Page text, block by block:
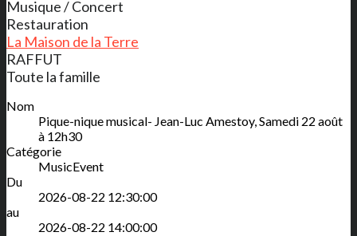
Musique / Concert
Restauration
La Maison de la Terre
RAFFUT
Toute la famille
Nom
Pique-nique musical- Jean-Luc Amestoy, Samedi 22 août
à 12h30
Catégorie
MusicEvent
Du
2026-08-22 12:30:00
au
2026-08-22 14:00:00